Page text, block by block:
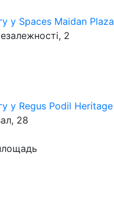
у Spaces Maidan Plaza
2
у Regus Podil Heritage
28